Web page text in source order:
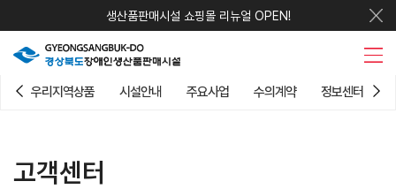
생산품판매시설 쇼핑몰 리뉴얼 OPEN!
우리지역상품 시설안내 주요사업 수의계약 정보센터
고객센터